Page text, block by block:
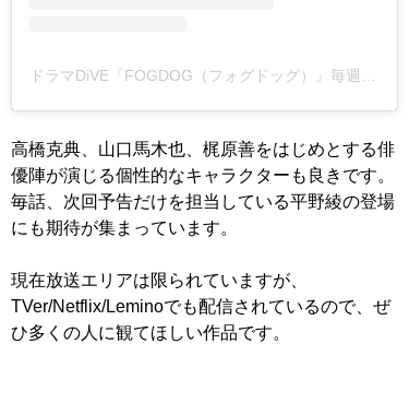
高橋克典、山口馬木也、梶原善をはじめとする俳
優陣が演じる個性的なキャラクターも良きです。
毎話、次回予告だけを担当している平野綾の登場
にも期待が集まっています。
現在放送エリアは限られていますが、
TVer/Netflix/Leminoでも配信されているので、ぜ
ひ多くの人に観てほしい作品です。